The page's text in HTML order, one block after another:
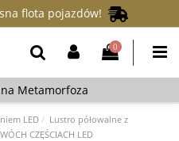
flota pojazdów!
0
Metamorfoza
LED
Lustro półowalne z
CZĘŚCIACH LED